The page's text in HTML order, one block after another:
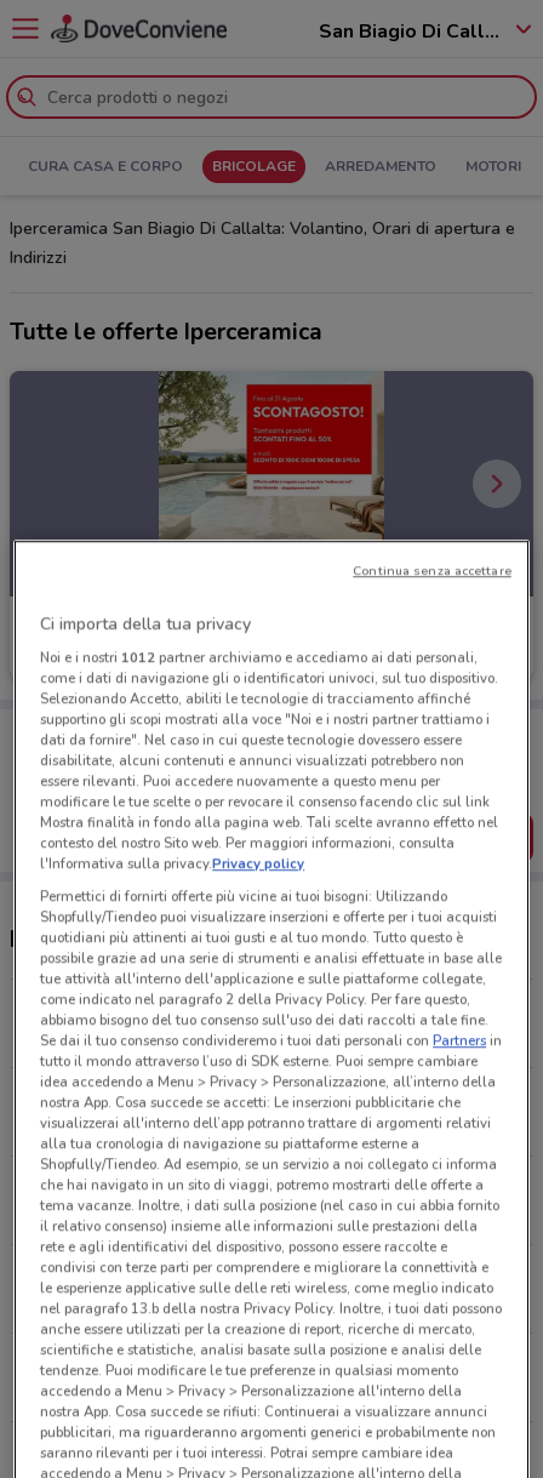
San Biagio Di Callalta - 31048
CURA CASA E CORPO BRICOLAGE ARREDAMENTO MOTORI
Iperceramica San Biagio Di Callalta: Volantino, Orari di apertura e
Indirizzi
Tutte le offerte Iperceramica
Iperceramica
Scade il 31/08
Porta DoveConviene sempre con te!
Puoi trovare le migliori offerte dei negozi vicino a te,
salvarle e creare la tua lista del risparmio, comodamente
dal tuo cellulare.
SCARICA L’APP
Negozi e orari Iperceramica
Viale Repubblica 12/E, Villorba (TV) Villorba
9.6 km
Viale Repubblica, 12/E Villorba
9.6 km
APERTO
Via Terraglio, 245, Treviso
13.3 km
Via Don Federico Tosatto Venezia
22.5 km
PROSSIMA APERTURA Venezia
22.5 km
Tutti i negozi Iperceramica
Ci importa della tua privacy
Noi e i nostri 1012partner archiviamo e accediamo ai dati personali,
come i dati di navigazione gli o identificatori univoci, sul tuo dispositivo.
Selezionando Accetto, abiliti le tecnologie di tracciamento affinché
supportino gli scopi mostrati alla voce "Noi e i nostri partner trattiamo i
dati da fornire". Nel caso in cui queste tecnologie dovessero essere
disabilitate, alcuni contenuti e annunci visualizzati potrebbero non
essere rilevanti. Puoi accedere nuovamente a questo menu per
modificare le tue scelte o per revocare il consenso facendo clic sul link
Mostra finalità in fondo alla pagina web. Tali scelte avranno effetto nel
contesto del nostro Sito web. Per maggiori informazioni, consulta
l'Informativa sulla privacy.Privacy policy
Permettici di fornirti offerte più vicine ai tuoi bisogni: Utilizzando
Shopfully/Tiendeo puoi visualizzare inserzioni e offerte per i tuoi acquisti
quotidiani più attinenti ai tuoi gusti e al tuo mondo. Tutto questo è
possibile grazie ad una serie di strumenti e analisi effettuate in base alle
tue attività all'interno dell'applicazione e sulle piattaforme collegate,
come indicato nel paragrafo 2 della Privacy Policy. Per fare questo,
abbiamo bisogno del tuo consenso sull'uso dei dati raccolti a tale fine.
Se dai il tuo consenso condivideremo i tuoi dati personali conPartnersin
tutto il mondo attraverso l’uso di SDK esterne. Puoi sempre cambiare
idea accedendo a Menu > Privacy > Personalizzazione, all’interno della
nostra App. Cosa succede se accetti: Le inserzioni pubblicitarie che
visualizzerai all'interno dell’app potranno trattare di argomenti relativi
alla tua cronologia di navigazione su piattaforme esterne a
Shopfully/Tiendeo. Ad esempio, se un servizio a noi collegato ci informa
che hai navigato in un sito di viaggi, potremo mostrarti delle offerte a
tema vacanze. Inoltre, i dati sulla posizione (nel caso in cui abbia fornito
il relativo consenso) insieme alle informazioni sulle prestazioni della
rete e agli identificativi del dispositivo, possono essere raccolte e
condivisi con terze parti per comprendere e migliorare la connettività e
le esperienze applicative sulle delle reti wireless, come meglio indicato
nel paragrafo 13.b della nostra Privacy Policy. Inoltre, i tuoi dati possono
anche essere utilizzati per la creazione di report, ricerche di mercato,
scientifiche e statistiche, analisi basate sulla posizione e analisi delle
tendenze. Puoi modificare le tue preferenze in qualsiasi momento
accedendo a Menu > Privacy > Personalizzazione all'interno della
nostra App. Cosa succede se rifiuti: Continuerai a visualizzare annunci
pubblicitari, ma riguarderanno argomenti generici e probabilmente non
saranno rilevanti per i tuoi interessi. Potrai sempre cambiare idea
accedendo a Menu > Privacy > Personalizzazione all'interno della
Continua senza accettare